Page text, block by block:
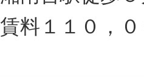
賃料１１０，